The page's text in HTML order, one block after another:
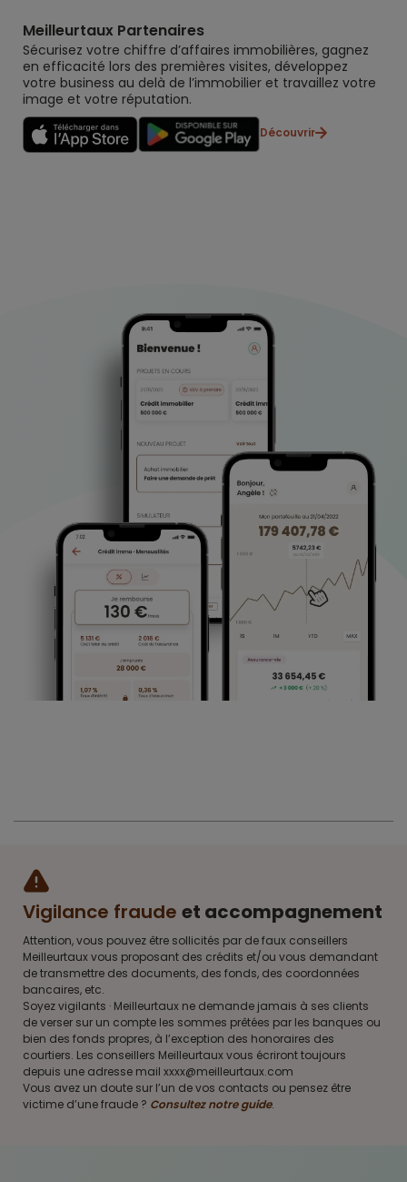
Meilleurtaux Partenaires
Sécurisez votre chiffre d’affaires immobilières, gagnez
en efficacité lors des premières visites, développez
votre business au delà de l’immobilier et travaillez votre
image et votre réputation.
Découvrir
Vigilance fraude et accompagnement
Attention, vous pouvez être sollicités par de faux conseillers
Meilleurtaux vous proposant des crédits et/ou vous demandant
de transmettre des documents, des fonds, des coordonnées
bancaires, etc.
Soyez vigilants · Meilleurtaux ne demande jamais à ses clients
de verser sur un compte les sommes prêtées par les banques ou
bien des fonds propres, à l’exception des honoraires des
courtiers. Les conseillers Meilleurtaux vous écriront toujours
depuis une adresse mail xxxx@meilleurtaux.com
Vous avez un doute sur l’un de vos contacts ou pensez être
victime d’une fraude ? Consultez notre guide.